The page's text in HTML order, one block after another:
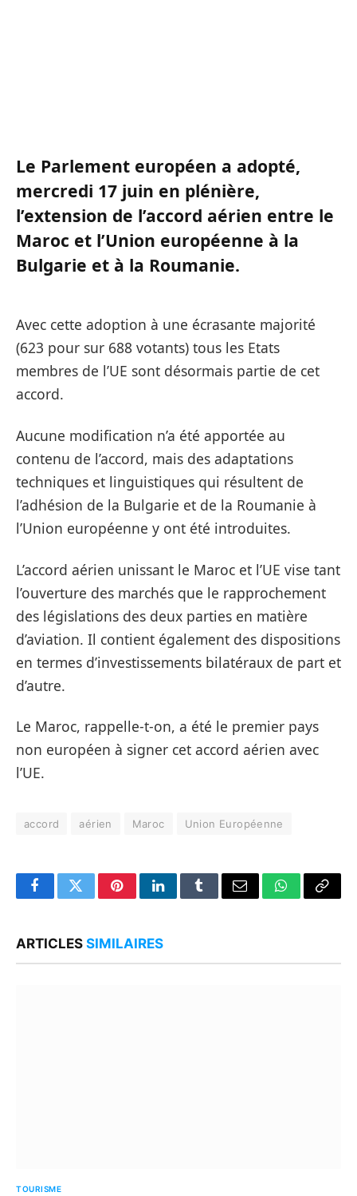
Le Parlement européen a adopté,
mercredi 17 juin en plénière,
l’extension de l’accord aérien entre le
Maroc et l’Union européenne à la
Bulgarie et à la Roumanie.
Avec cette adoption à une écrasante majorité
(623 pour sur 688 votants) tous les Etats
membres de l’UE sont désormais partie de cet
accord.
Aucune modification n’a été apportée au
contenu de l’accord, mais des adaptations
techniques et linguistiques qui résultent de
l’adhésion de la Bulgarie et de la Roumanie à
l’Union européenne y ont été introduites.
L’accord aérien unissant le Maroc et l’UE vise tant
l’ouverture des marchés que le rapprochement
des législations des deux parties en matière
d’aviation. Il contient également des dispositions
en termes d’investissements bilatéraux de part et
d’autre.
Le Maroc, rappelle-t-on, a été le premier pays
non européen à signer cet accord aérien avec
l’UE.
accord aérien Maroc Union Européenne
FacebookTwitterPinterestLinkedInTumblrEmail WhatsApp
Copy
ARTICLES SIMILAIRES
TOURISME